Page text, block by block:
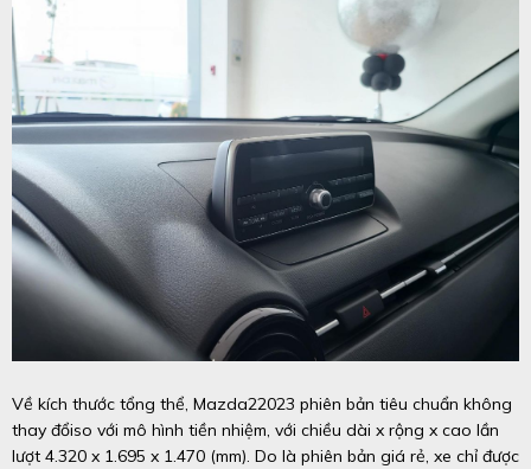
Về kích thước tổng thể, Mazda22023 phiên bản tiêu chuẩn không
thay đổiso với mô hình tiền nhiệm, với chiều dài x rộng x cao lần
lượt 4.320 x 1.695 x 1.470 (mm). Do là phiên bản giá rẻ, xe chỉ được